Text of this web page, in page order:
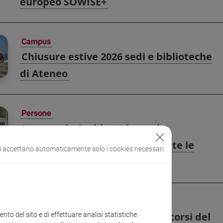
Campus
Chiusure estive 2026 sedi e biblioteche
di Ateneo
Persone
Ingegneria Ambientale per la
transizione ecologica: conseguite le
prime lauree
Ca’ Foscari amplia l’accesso ai corsi del
automaticamente solo i cookies necessari
del sito e di effettuare analisi statistiche